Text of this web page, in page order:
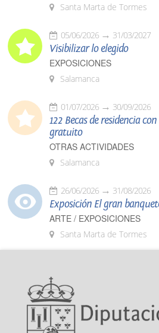
Santa Marta de Tormes
05/06/2026 31/03/2027
Visibilizar lo elegido
EXPOSICIONES
Salamanca
01/07/2026 30/09/2026
122 Becas de residencia
gratuito
OTRAS ACTIVIDADES
Salamanca
26/06/2026 31/08/2026
Exposición El gran
ARTE / EXPOSICIONES
Santa Marta de Tormes